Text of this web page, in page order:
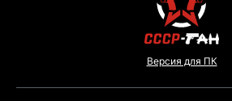
Версия для ПК